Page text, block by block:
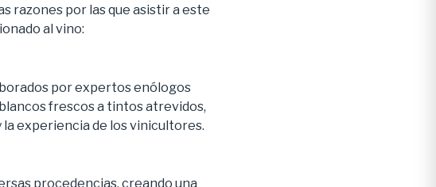
razones por las que asistir a este
al vino:
por expertos enólogos
frescos a tintos atrevidos,
experiencia de los vinicultores.
procedencias, creando una